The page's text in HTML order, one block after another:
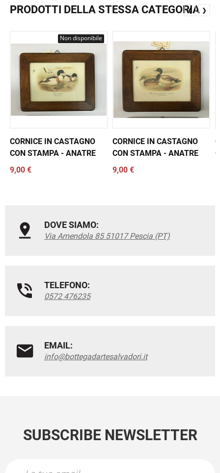
PRODOTTI DELLA STESSA CATEGORIA
Non disponibile
CORNICE IN CASTAGNO
CON STAMPA - ANATRE
9,00 €
CORNICE IN CASTAGNO
CON STAMPA - ANATRE
9,00 €
❮ ❯
DOVE SIAMO:
Via Amendola 85 51017 Pescia (PT)
TELEFONO:
0572 476235
EMAIL:
info@bottegadartesalvadori.it
SUBSCRIBE NEWSLETTER